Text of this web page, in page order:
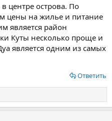
центре острова. По
цены на жилье и питание
является район
Куты несколько проще и
является одним из самых
Ответить